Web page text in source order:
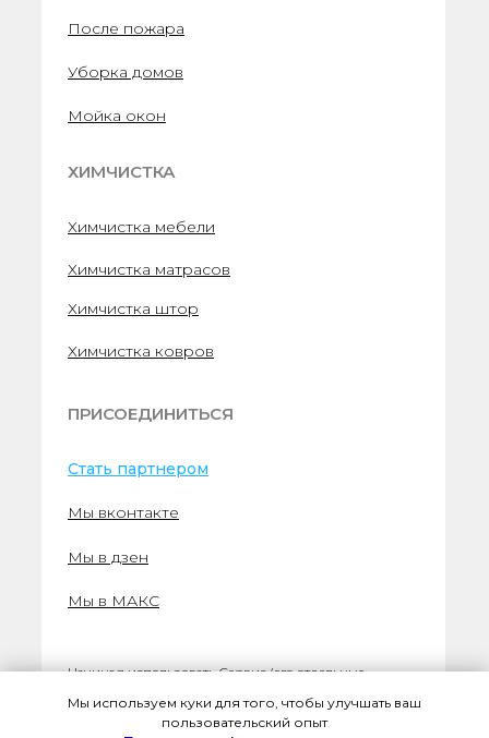
Мы используем куки для того, чтобы улучшать ваш
пользовательский опыт
ХИМЧИСТКА
ПРИСОЕДИНИТЬСЯ
Химчистка матрасов
Химчистка мебели
Химчистка ковров
Химчистка штор
Мы вконтакте
Мы в МАКС
Стать партнером
Мы в дзен
После пожара
Уборка домов
Мойка окон
Начиная использовать Сервис (его отдельные
оферту и соглашаетесь c Политикой
конфиденциальности с которыми вы можете